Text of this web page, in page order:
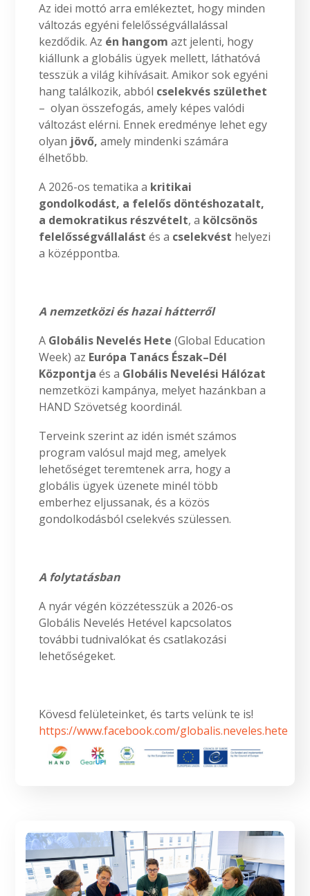
Az idei mottó arra emlékeztet, hogy minden
változás egyéni felelősségvállalással
kezdődik. Az én hangom azt jelenti, hogy
kiállunk a globális ügyek mellett, láthatóvá
tesszük a világ kihívásait. Amikor sok egyéni
hang találkozik, abból cselekvés születhet
– olyan összefogás, amely képes valódi
változást elérni. Ennek eredménye lehet egy
olyan jövő, amely mindenki számára
élhetőbb.
A 2026-os tematika a kritikai
gondolkodást, a felelős döntéshozatalt,
a demokratikus részvételt, a kölcsönös
felelősségvállalástés a cselekvést helyezi
a középpontba.
A nemzetközi és hazai hátterről
A Globális Nevelés Hete(Global Education
Week) az Európa Tanács Észak–Dél
Központjaés a Globális Nevelési Hálózat
nemzetközi kampánya, melyet hazánkban a
HAND Szövetség koordinál.
Terveink szerint az idén ismét számos
program valósul majd meg, amelyek
lehetőséget teremtenek arra, hogy a
globális ügyek üzenete minél több
emberhez eljussanak, és a közös
gondolkodásból cselekvés szülessen.
A folytatásban
A nyár végén közzétesszük a 2026-os
Globális Nevelés Hetével kapcsolatos
további tudnivalókat és csatlakozási
lehetőségeket.
Kövesd felületeinket, és tarts velünk te is!
https://www.facebook.com/globalis.neveles.hete